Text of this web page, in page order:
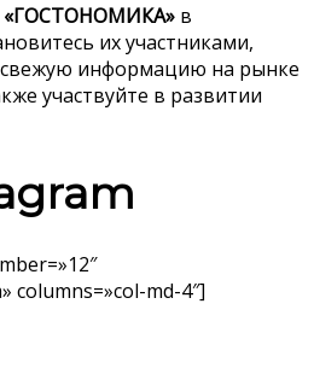
«ГОСТОНОМИКА» в
их участниками,
информацию на рынке
участвуйте в развитии
columns=»col-md-4″]